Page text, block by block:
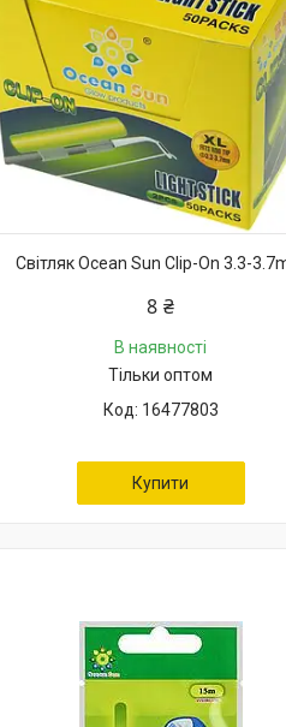
Світляк Ocean Sun Clip-On 3.3-
8 ₴
В наявності
Тільки оптом
16477803
Купити